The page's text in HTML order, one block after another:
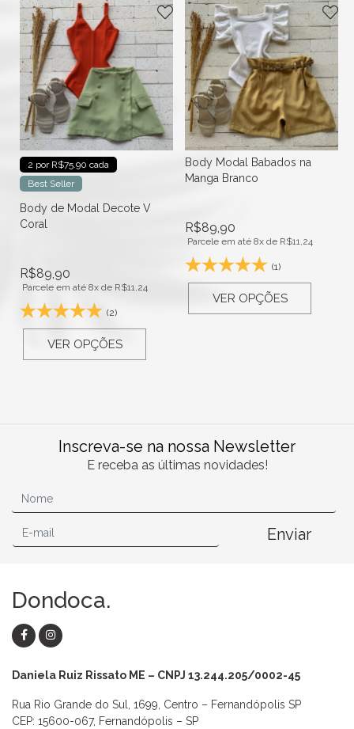
2 por R$75.90 cada
Best Seller
Body de Modal Decote V
Coral
R$89,90
Parcele em até 8x de R$11,24
(2)
VER OPÇÕES
Body Modal Babados na
Manga Branco
R$89,90
Parcele em até 8x de R$11,24
(1)
VER OPÇÕES
Inscreva-se na nossa Newsletter
E receba as últimas novidades!
Enviar
Dondoca.
Daniela Ruiz Rissato ME – CNPJ 13.244.205/0002-45
Rua Rio Grande do Sul, 1699, Centro – Fernandópolis SP
CEP: 15600-067, Fernandópolis – SP